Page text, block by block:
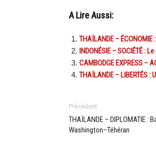
A Lire Aussi:
THAÏLANDE –
INDONÉSIE – SOCIÉTÉ :
CAMBODGE EXPRESS –
THAÏLANDE – LIBERTÉS
Précédent
THAÏLANDE – DIPLOMATIE :
Washington–Téhéran